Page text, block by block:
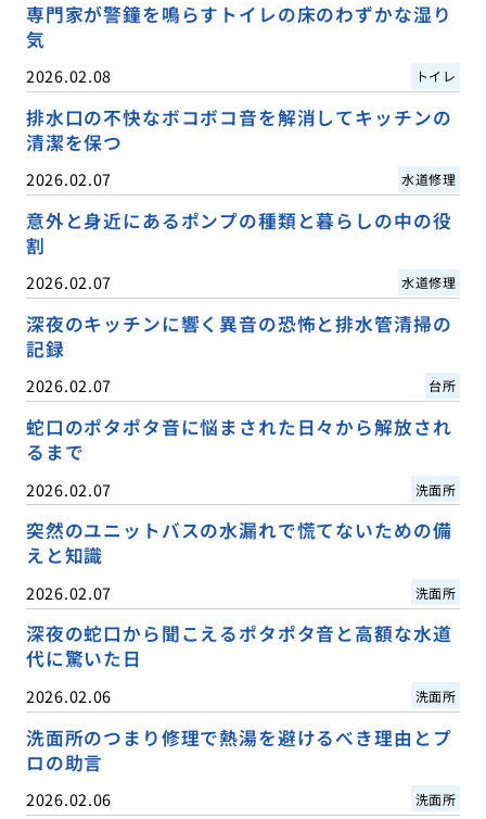
専門家が警鐘を鳴らすトイレの床のわずかな湿り
気
2026.02.08 トイレ
排水口の不快なボコボコ音を解消してキッチンの
清潔を保つ
2026.02.07 水道修理
意外と身近にあるポンプの種類と暮らしの中の役
割
2026.02.07 水道修理
深夜のキッチンに響く異音の恐怖と排水管清掃の
記録
2026.02.07 台所
蛇口のポタポタ音に悩まされた日々から解放され
るまで
2026.02.07 洗面所
突然のユニットバスの水漏れで慌てないための備
えと知識
2026.02.07 洗面所
深夜の蛇口から聞こえるポタポタ音と高額な水道
代に驚いた日
2026.02.06 洗面所
洗面所のつまり修理で熱湯を避けるべき理由とプ
ロの助言
2026.02.06 洗面所